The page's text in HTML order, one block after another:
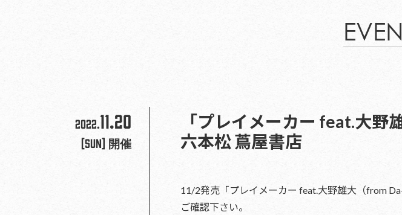
2022.11.20
[Sun] 開催
「プレイメーカー feat.大
六本松 蔦屋書店
11/2発売「プレイメーカー feat.大野雄大（from
ご確認下さい。